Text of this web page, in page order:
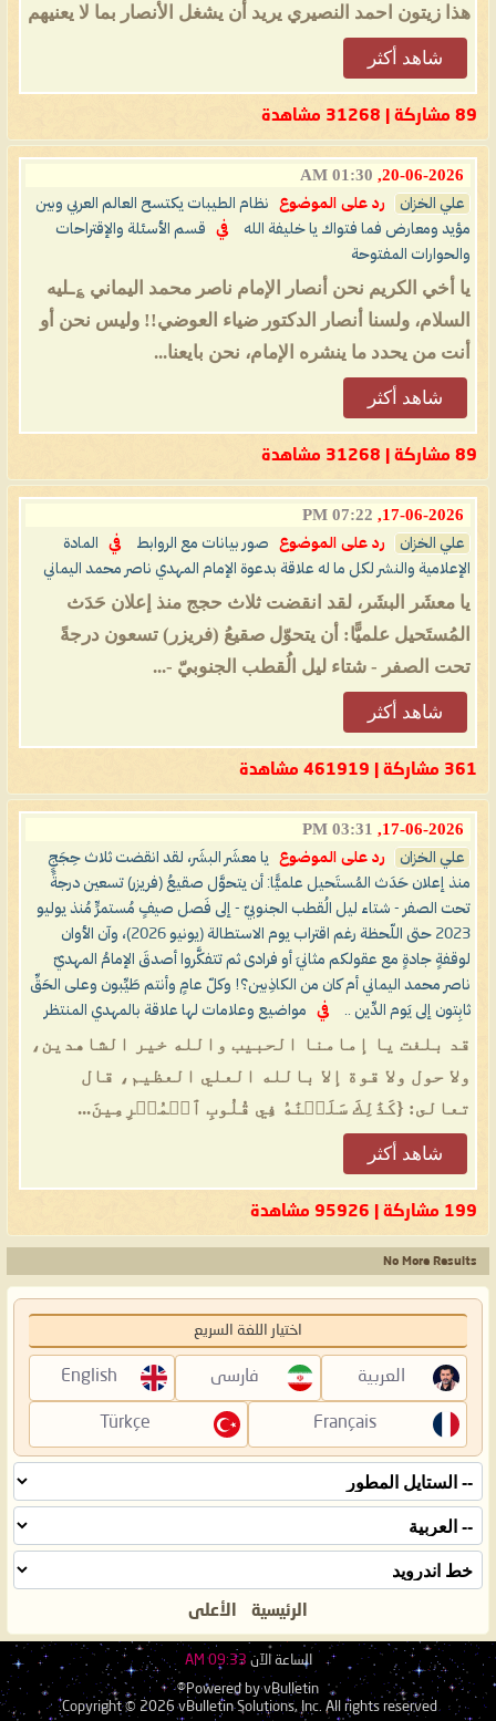
هذا زيتون احمد النصيري يريد أن يشغل الأنصار بما لا يعنيهم
شاهد أكثر
89 مشاركة | 31268 مشاهدة
20-06-2026,
01:30 AM
علي الخزان رد على الموضوع
نظام الطيبات يكتسح العالم العربي وبين
مؤيد ومعارض فما فتواك يا خليفة الله
في
قسم الأسئلة والإقتراحات
والحوارات المفتوحة
يا أخي الكريم نحن أنصار الإمام ناصر محمد اليماني ؏ـليه
السلام، ولسنا أنصار الدكتور ضياء العوضي!! وليس نحن أو
أنت من يحدد ما ينشره الإمام، نحن بايعنا...
شاهد أكثر
89 مشاركة | 31268 مشاهدة
17-06-2026,
07:22 PM
علي الخزان رد على الموضوع صور بيانات مع الروابط في
المادة
الإعلامية والنشر لكل ما له علاقة بدعوة الإمام المهدي ناصر محمد اليماني
يا معشَر البشَر، لقد انقضت ثلاث حجج منذ إعلان حَدَث
المُستَحيل علميًّا: أن يتحوّل صقيعُ (فريزر) تسعون درجةً
تحت الصفر - شتاء ليل الُقطب الجنوبيّ -...
شاهد أكثر
361 مشاركة | 461919 مشاهدة
17-06-2026,
03:31 PM
علي الخزان رد على الموضوع
يا معشَر البشَر، لقد انقضت ثلاث حِجَجٍ
منذ إعلان حَدَث المُستَحيل علميًّا: أن يتحوَّل صقيعُ (فريزر) تسعين درجةً
تحت الصفر - شتاء ليل الُقطب الجنوبيّ - إلى فَصل صيفٍ مُستمرٍّ مُنذ يوليو
2023 حتى اللّحظة رغم اقتراب يوم الاستطالة (يونيو 2026)، وآن الأوان
لوقفةٍ جادةٍ مع عقولكم مثانيَ أو فرادى ثم تتفكَّروا أصدقَ الإمامُ المهديّ
ناصر محمد اليماني أم كان من الكاذِبين؟! وكلّ عامٍ وأنتم طَيِّبون وعلى الحَقِّ
ثابِتون إلى يَوم الدِّين ..
في مواضيع وعلامات لها علاقة بالمهدي المنتظر
قد بلغت يا إمامنا الحبيب والله خير الشاهدين،
ولا حول ولا قوة إلا بالله العلي العظيم، قال
تعالى: {كَذَٰلِكَ سَلَكۡنَٰهُ فِي قُلُوبِ ٱلۡمُجۡرِمِينَ...
شاهد أكثر
199 مشاركة | 95926 مشاهدة
No More Results
اختيار اللغة السريع
العربية فارسی English
Français
Türkçe
الرئيسية الأعلى
الساعة الآن 09:33 AM
Powered by vBulletin®
Copyright © 2026 vBulletin Solutions, Inc. All rights reserved.